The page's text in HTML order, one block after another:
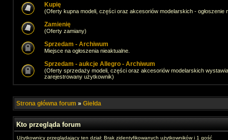
Kupię
(Oferty kupna modeli, części oraz akcesoriów modelarskich -
Zamienię
(Oferty zamiany)
Sprzedam - Archiwum
Miejsce na ogłoszenia nieaktualne.
Sprzedam - aukcje Allegro - Archiwum
(Oferty sprzedaży modeli, części oraz akcesoriów modelarskich
zarejestrowany użytkownik)
Strona główna forum » Giełda
Kto przegląda forum
Użytkownicy przeglądający ten dział: Brak zidentyfikowanych użytkowników i 1 gość